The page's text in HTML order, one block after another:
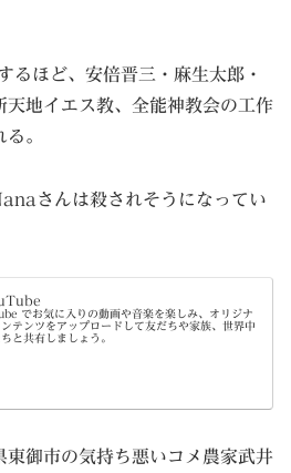
るほど、安倍晋三・麻生太郎・
天地イエス教、全能神教会の工作
。
さんは殺されそうになってい
でお気に入りの動画や音楽を楽しみ、オリジナ
ンテンツをアップロードして友だちや家族、世界中
と共有しましょう。
東御市の気持ち悪いコメ農家武井